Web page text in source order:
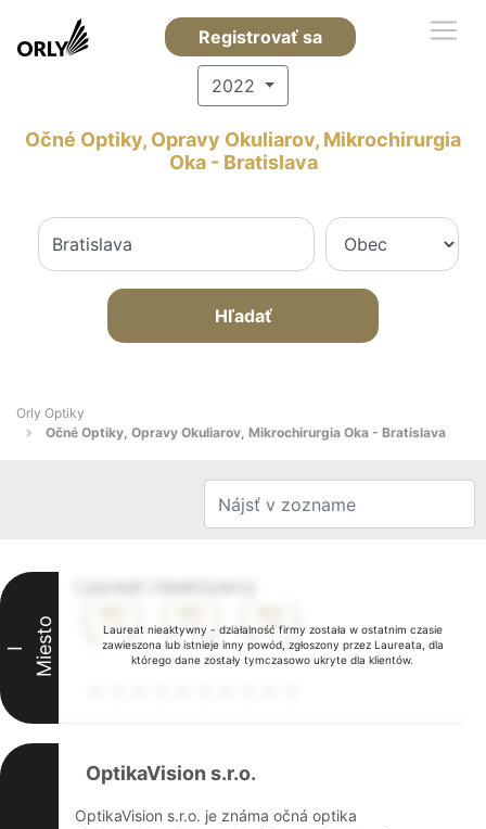
Registrovať sa
2022
Očné Optiky, Opravy Okuliarov, Mikrochirurgia
Oka - Bratislava
Hľadať
Orly Optiky
Očné Optiky, Opravy Okuliarov, Mikrochirurgia Oka - Bratislava
Laureat nieaktywny - działalność firmy została w ostatnim czasie
zawieszona lub istnieje inny powód, zgłoszony przez Laureata, dla
którego dane zostały tymczasowo ukryte dla klientów.
I Miesto
OptikaVision s.r.o.
OptikaVision s.r.o. je známa očná optika